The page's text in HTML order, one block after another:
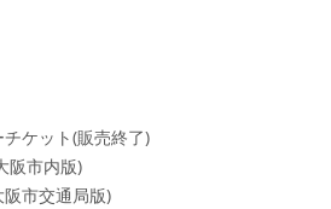
ケット(販売終了)
阪市内版)
市交通局版)